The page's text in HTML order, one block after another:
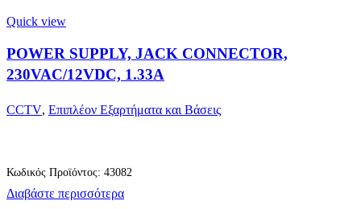
Quick view
POWER SUPPLY, JACK CONNECTOR,
230VAC/12VDC, 1.33A
CCTV, Επιπλέον Εξαρτήματα και Βάσεις
Διαβάστε περισσότερα
Κωδικός Προϊόντος: 43082